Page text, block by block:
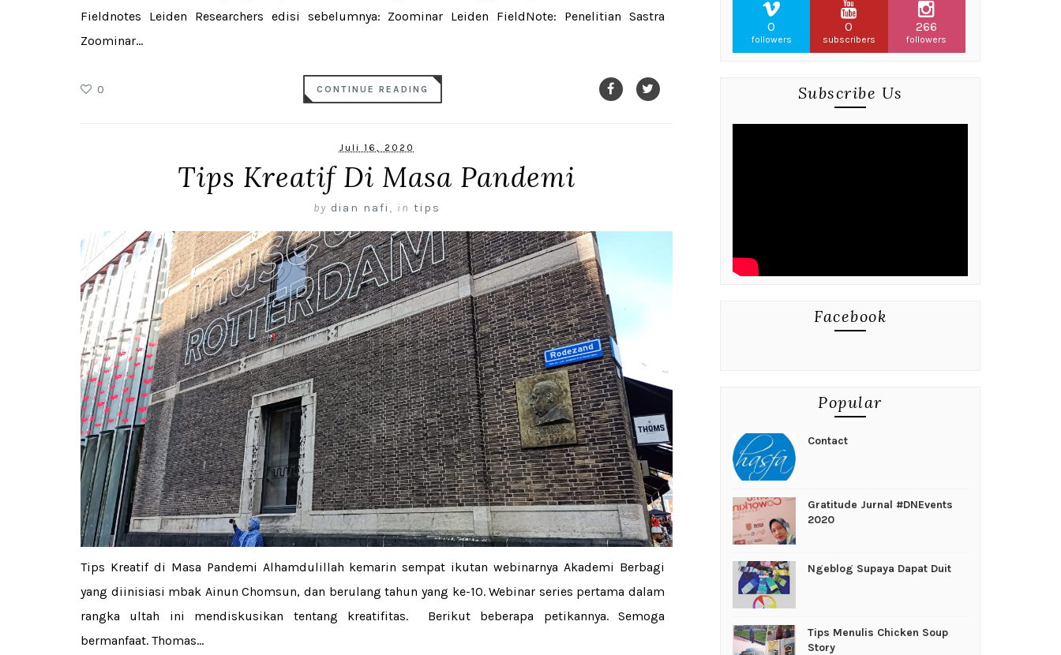
Fieldnotes Leiden Researchers edisi sebelumnya: Zoominar Leiden FieldNote: Penelitian Sastra
Zoominar...
0 CONTINUE READING
Juli 16, 2020
Tips Kreatif Di Masa Pandemi
by dian nafi , in tips
Tips Kreatif di Masa Pandemi Alhamdulillah kemarin sempat ikutan webinarnya Akademi Berbagi
yang diinisiasi mbak Ainun Chomsun, dan berulang tahun yang ke-10. Webinar series pertama dalam
rangka ultah ini mendiskusikan tentang kreatifitas. Berikut beberapa petikannya. Semoga
bermanfaat. Thomas...
0
followers
0
subscribers
266
followers
Subscribe Us
Facebook
Popular
Contact
Gratitude Jurnal #DNEvents
2020
Ngeblog Supaya Dapat Duit
Tips Menulis Chicken Soup
Story